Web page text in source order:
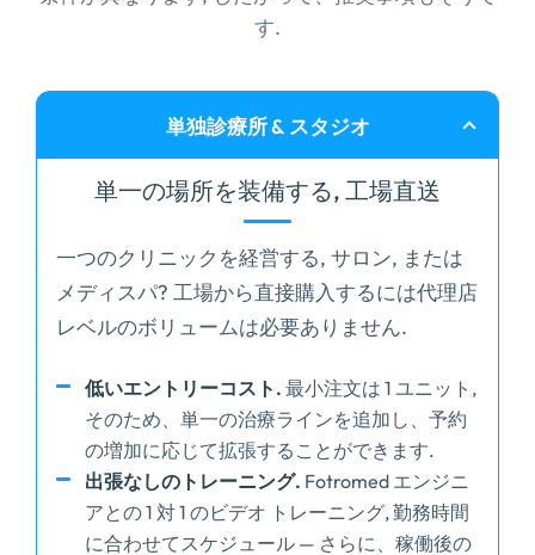
す.
単独診療所 & スタジオ
単一の場所を装備する, 工場直送
一つのクリニックを経営する, サロン, または
メディスパ? 工場から直接購入するには代理店
レベルのボリュームは必要ありません.
低いエントリーコスト. 最小注文は 1 ユニット,
そのため、単一の治療ラインを追加し、予約
の増加に応じて拡張することができます.
出張なしのトレーニング. Fotromed エンジニ
アとの 1 対 1 のビデオ トレーニング, 勤務時間
に合わせてスケジュール — さらに、稼働後の